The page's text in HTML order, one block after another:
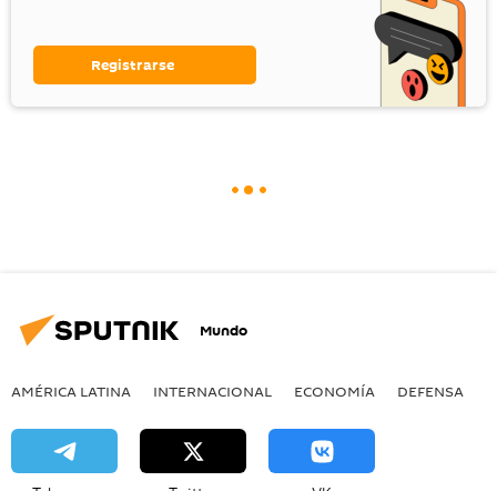
Registrarse
Mundo
AMÉRICA LATINA INTERNACIONAL ECONOMÍA DEFENSA